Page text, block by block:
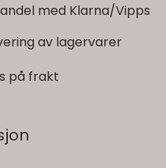
med Klarna/Vipps
av lagervarer
på frakt